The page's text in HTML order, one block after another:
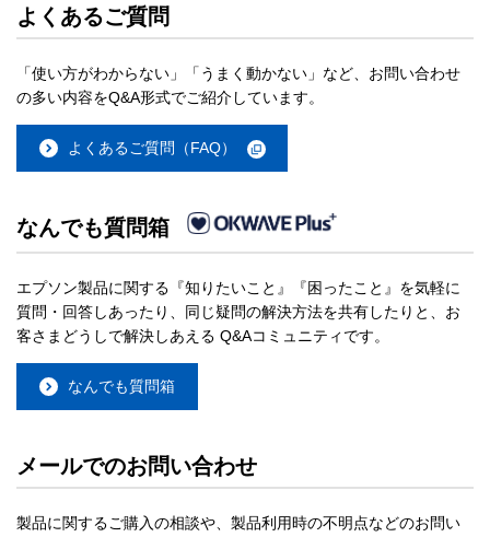
よくあるご質問
「使い方がわからない」「うまく動かない」など、お問い合わせ
の多い内容をQ&A形式でご紹介しています。
よくあるご質問（FAQ）
なんでも質問箱
エプソン製品に関する『知りたいこと』『困ったこと』を気軽に
質問・回答しあったり、同じ疑問の解決方法を共有したりと、お
客さまどうしで解決しあえる Q&Aコミュニティです。
なんでも質問箱
メールでのお問い合わせ
製品に関するご購入の相談や、製品利用時の不明点などのお問い